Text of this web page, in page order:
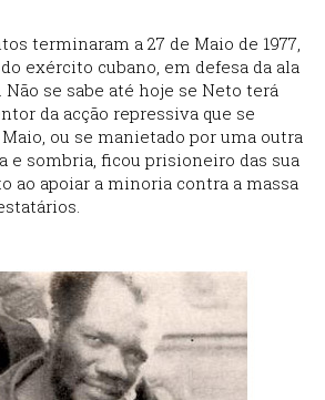
terminaram a 27 de Maio de 1977,
exército cubano, em defesa da ala
se sabe até hoje se Neto terá
da acção repressiva que se
ou se manietado por uma outra
e sombria, ficou prisioneiro das sua
ao apoiar a minoria contra a massa